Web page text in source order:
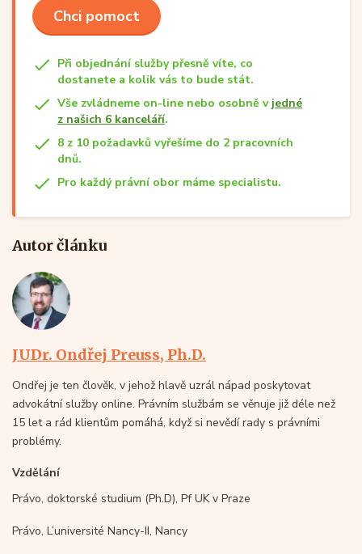
Chci pomoct
Při objednání služby přesně víte, co
dostanete a kolik vás to bude stát.
Vše zvládneme on-line nebo osobně v jedné
z našich 6 kanceláří.
8 z 10 požadavků vyřešíme do 2 pracovních
dnů.
Pro každý právní obor máme specialistu.
Autor článku
JUDr. Ondřej Preuss, Ph.D.
Ondřej je ten člověk, v jehož hlavě uzrál nápad poskytovat
advokátní služby online. Právním službám se věnuje již déle než
15 let a rád klientům pomáhá, když si nevědí rady s právními
problémy.
Vzdělání
Právo, doktorské studium (Ph.D), Pf UK v Praze
Právo, L’université Nancy-II, Nancy